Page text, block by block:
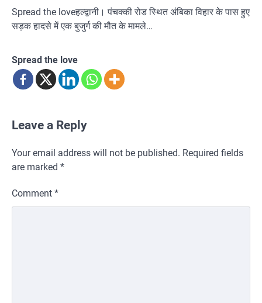
Spread the loveहल्द्वानी। पंचक्की रोड स्थित अंबिका विहार के पास हुए
सड़क हादसे में एक बुजुर्ग की मौत के मामले…
Spread the love
Leave a Reply
Your email address will not be published. Required fields
are marked *
Comment *